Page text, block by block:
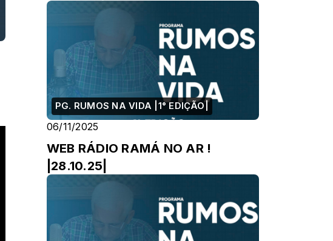
PG. RUMOS NA VIDA |1° EDIÇÃO|
06/11/2025
WEB RÁDIO RAMÁ NO AR !
|28.10.25|